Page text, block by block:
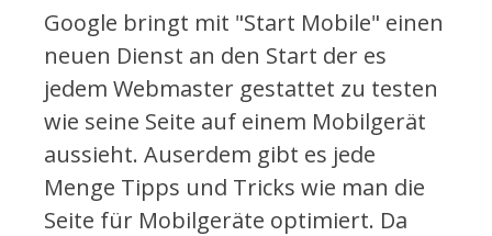
Google bringt mit "Start Mobile" einen
neuen Dienst an den Start der es
jedem Webmaster gestattet zu testen
wie seine Seite auf einem Mobilgerät
aussieht. Auserdem gibt es jede
Menge Tipps und Tricks wie man die
Seite für Mobilgeräte optimiert. Da